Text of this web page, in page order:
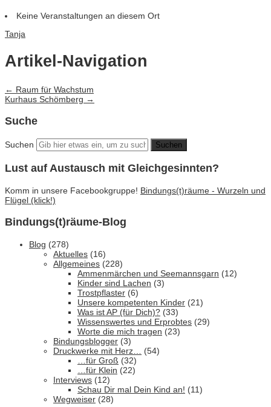
Keine Veranstaltungen an diesem Ort
Tanja
Artikel-Navigation
← Raum für Wachstum
Kurhaus Schömberg →
Suche
Suchen
Lust auf Austausch mit Gleichgesinnten?
Komm in unsere Facebookgruppe! Bindungs(t)räume - Wurzeln und
Flügel (klick!)
Bindungs(t)räume-Blog
Blog (278)
Aktuelles (16)
Allgemeines (228)
Ammenmärchen und Seemannsgarn (12)
Kinder sind Lachen (3)
Trostpflaster (6)
Unsere kompetenten Kinder (21)
Was ist AP (für Dich)? (33)
Wissenswertes und Erprobtes (29)
Worte die mich tragen (23)
Bindungsblogger (3)
Druckwerke mit Herz…
(54)
…für Groß (32)
…für Klein (22)
Interviews (12)
Schau Dir mal Dein Kind an! (11)
Wegweiser (28)